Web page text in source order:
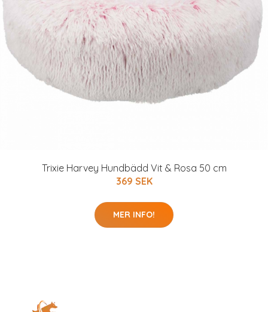
Trixie Harvey Hundbädd Vit & Rosa 50 cm
369 SEK
MER INFO!